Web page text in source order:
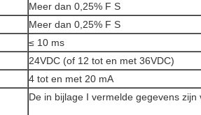
Meer dan 0,25% F S
Meer dan 0,25% F S
≤ 10 ms
24VDC (of 12 tot en met 36VDC)
4 tot en met 20 mA
De in bijlage I vermelde gegevens zijn